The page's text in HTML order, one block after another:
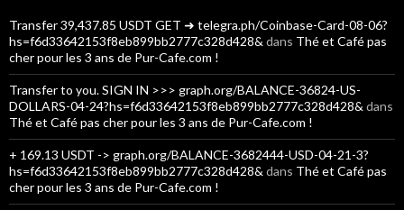
Transfer 39,437.85 USDT GET ➜ telegra.ph/Coinbase-Card-08-06?
hs=f6d33642153f8eb899bb2777c328d428& dans Thé et Café pas
cher pour les 3 ans de Pur-Cafe.com !
Transfer to you. SIGN IN >>> graph.org/BALANCE-36824-US-
DOLLARS-04-24?hs=f6d33642153f8eb899bb2777c328d428& dans
Thé et Café pas cher pour les 3 ans de Pur-Cafe.com !
+ 169.13 USDT -> graph.org/BALANCE-3682444-USD-04-21-3?
hs=f6d33642153f8eb899bb2777c328d428& dans Thé et Café pas
cher pour les 3 ans de Pur-Cafe.com !